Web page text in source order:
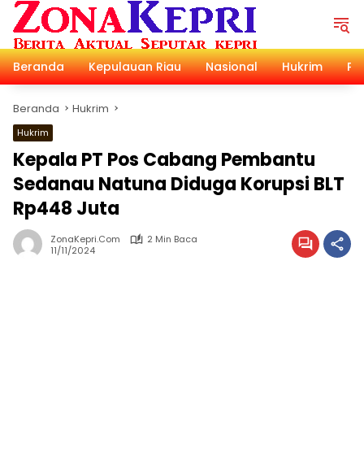
Langsung
konten
Beranda
Kepulauan Riau Nasional Hukrim
Beranda Hukrim
Hukrim
Kepala PT Pos Cabang Pembantu
Sedanau Natuna Diduga Korupsi BLT
Rp448 Juta
ZonaKepri.com
2 Min Baca
11/11/2024